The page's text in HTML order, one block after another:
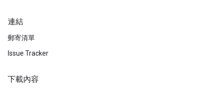
連結
郵寄清單
Issue Tracker
下載內容